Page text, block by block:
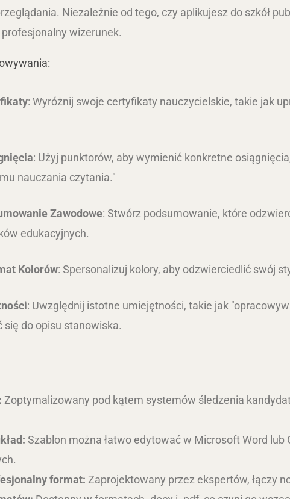
Niezależnie od tego, czy aplikujesz do szkół
wizerunek.
: Wyróżnij swoje certyfikaty nauczycielskie, takie jak
: Użyj punktorów, aby wymienić konkretne
nauczania czytania."
Zawodowe: Stwórz podsumowanie, które
edukacyjnych.
Kolorów: Spersonalizuj kolory, aby odzwierciedlić swój
: Uwzględnij istotne umiejętności, takie jak
się do opisu stanowiska.
Zoptymalizowany pod kątem systemów śledzenia
Szablon można łatwo edytować w Microsoft Word
format: Zaprojektowany przez ekspertów, łączy